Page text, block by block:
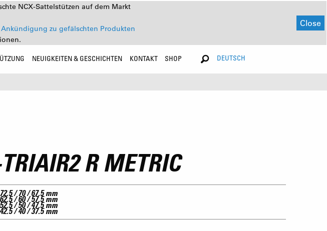
NCX-Sattelstützen auf dem Markt
Ankündigung zu gefälschten Produkten
Close
NEUIGKEITEN & GESCHICHTEN KONTAKT SHOP DEUTSCH
R METRIC
/ 70 / 67.5 mm
/ 60 / 57.5 mm
/ 50 / 47.5 mm
/ 40 / 37.5 mm